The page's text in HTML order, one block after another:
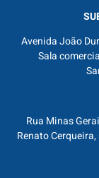
Avenida João
Sala
Rua Minas
Renato